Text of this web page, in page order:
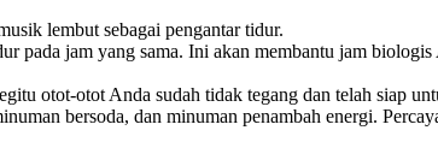
lembut sebagai pengantar tidur.
pada jam yang sama. Ini akan membantu jam
otot-otot Anda sudah tidak tegang dan telah siap
bersoda, dan minuman penambah energi.